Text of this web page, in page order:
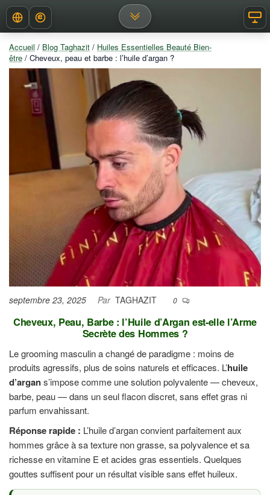
Aller
contenu
Devise Afficher les menus de
Accueil / Blog Taghazit / Huiles Essentielles Beauté Bien-
être / Cheveux, peau et barbe : l’huile d’argan ?
septembre 23, 2025 Par TAGHAZIT 0
Cheveux, Peau, Barbe : l’Huile d’Argan est-elle l’Arme
Secrète des Hommes ?
Le grooming masculin a changé de paradigme : moins de
produits agressifs, plus de soins naturels et efficaces. L’huile
d’argans’impose comme une solution polyvalente — cheveux,
barbe, peau — dans un seul flacon discret, sans effet gras ni
parfum envahissant.
Réponse rapide : L’huile d’argan convient parfaitement aux
hommes grâce à sa texture non grasse, sa polyvalence et sa
richesse en vitamine E et acides gras essentiels. Quelques
gouttes suffisent pour un résultat visible sans effet huileux.